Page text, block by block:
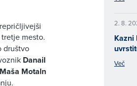
mesto.
društvo
Danail
Motaln
2. 8.
Kazni
Več